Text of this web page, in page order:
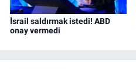
İsrail saldırmak istedi! ABD
onay vermedi